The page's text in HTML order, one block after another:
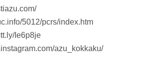
5012/pcrs/index.htm
Ie6p8je
azu_kokkaku/